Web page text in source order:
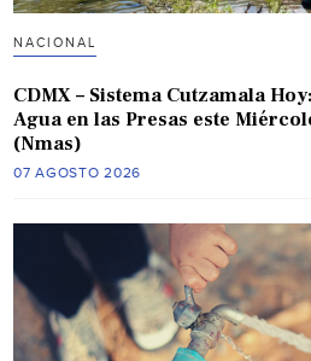
NACIONAL
CDMX – Sistema Cutzamala
Agua en las Presas este
(Nmas)
07 AGOSTO 2026